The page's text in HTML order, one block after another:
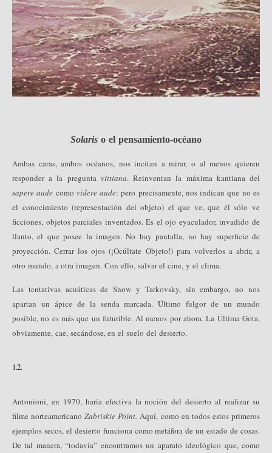
Solaris o el pensamiento-océano
Ambas caras, ambos océanos, nos incitan a mirar, o al menos quieren
responder a la pregunta vittiana. Reinventan la máxima kantiana del
sapere aude como videre aude: pero precisamente, nos indican que no es
el conocimiento (representación del objeto) el que ve, que él sólo ve
ficciones, objetos parciales inventados. Es el ojo eyaculador, invadido de
llanto, el que posee la imagen. No hay pantalla, no hay superficie de
proyección. Cerrar los ojos (¡Ocúltate Objeto!) para volverlos a abrir, a
otro mundo, a otra imagen. Con ello, salvar el cine, y el clima.
Las tentativas acuáticas de Snow y Tarkovsky, sin embargo, no nos
apartan un ápice de la senda marcada. Último fulgor de un mundo
posible, no es más que un futurible. Al menos por ahora. La Última Gota,
obviamente, cae, secándose, en el suelo del desierto.
1.2.
Antonioni, en 1970, haría efectiva la noción del desierto al realizar su
filme norteamericanoZabriskie Point. Aquí, como en todos estos primeros
ejemplos secos, el desierto funciona como metáfora de un estado de cosas.
De tal manera, “todavía” encontramos un aparato ideológico que, como